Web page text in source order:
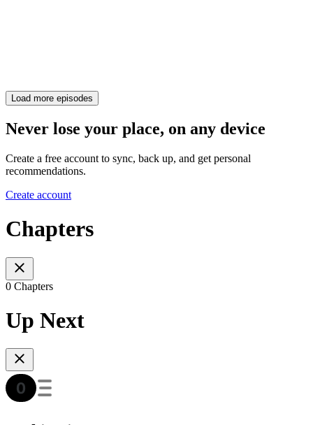
Load more episodes
Never lose your place, on any device
Create a free account to sync, back up, and get personal
recommendations.
Create account
Chapters
0 Chapters
Up Next